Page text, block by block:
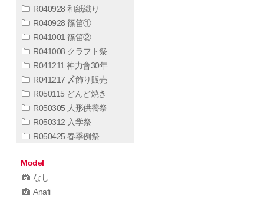
R040928 和紙織り
R040928 篠笛①
R041001 篠笛②
R041008 クラフト祭
R041211 神力會30年
R041217 〆飾り販売
R050115 どんど焼き
R050305 人形供養祭
R050312 入学祭
R050425 春季例祭
Model
なし
Anafi